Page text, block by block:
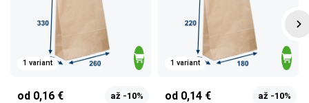
1 variant
od 0,16 € až -10%
1 variant
od 0,14 € až -10%